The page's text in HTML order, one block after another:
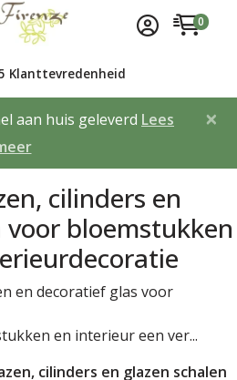
0
Klanttevredenheid
aan huis geleverd Lees
×
cilinders en
voor bloemstukken
en decoratief glas voor
en interieur een ver...
cilinders en glazen schalen